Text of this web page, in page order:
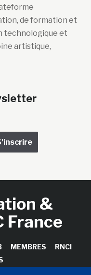
de formation et
technologique et
artistique,
&
France
MEMBRES
RNCI